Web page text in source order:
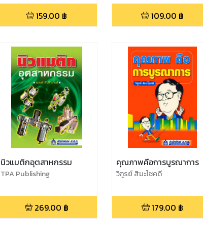
159.00 ฿ 109.00 ฿
นิวแมติกอุตสาหกรรม
TPA Publishing
269.00 ฿
คุณภาพคือการบูรณาการ
วิฑูรย์ สิมะโชคดี
179.00 ฿